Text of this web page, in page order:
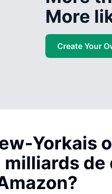
More
Create Your
Yorkais
milliards de